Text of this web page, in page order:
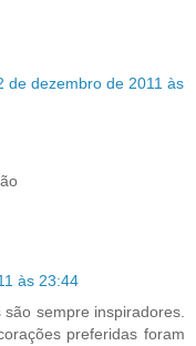
de dezembro de 2011 às
às 23:44
sempre inspiradores.
preferidas foram